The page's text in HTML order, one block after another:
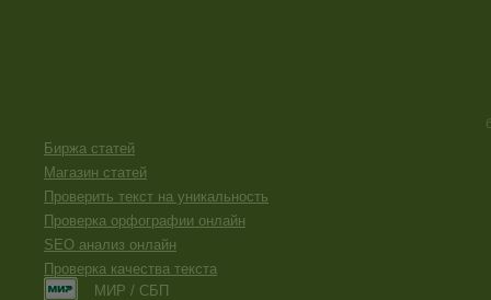
Биржа статей
Магазин статей
Проверить текст на уникальность
Проверка орфографии онлайн
SEO анализ онлайн
Проверка качества текста
МИР / СБП